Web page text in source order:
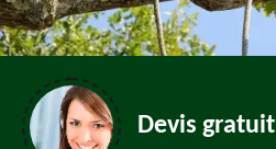
Devis gratuit